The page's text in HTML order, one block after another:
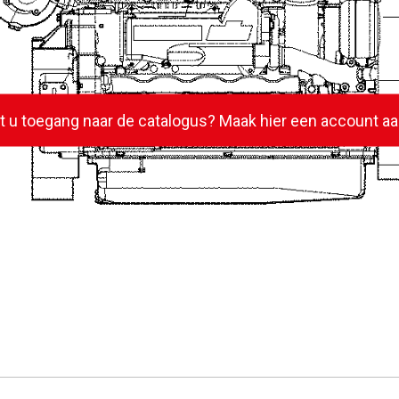
u toegang naar de catalogus? Maak hier een account